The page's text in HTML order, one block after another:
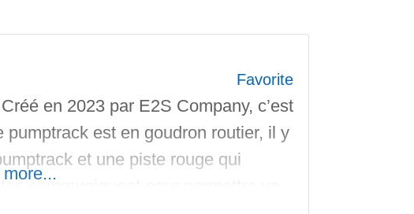
Favorite
en 2023 par E2S Company, c’est
est en goudron routier, il y
et une piste rouge qui
communiquent pour permettre un